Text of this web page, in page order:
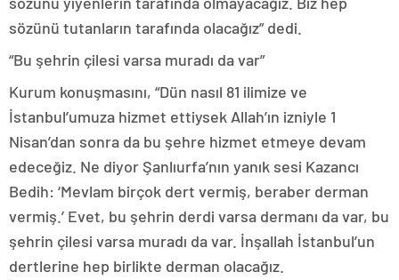
sözünü tutanların tarafında olacağız” dedi.
“Bu şehrin çilesi varsa muradı da var”
Kurum konuşmasını, “Dün nasıl 81 ilimize ve
İstanbul’umuza hizmet ettiysek Allah’ın izniyle 1
Nisan’dan sonra da bu şehre hizmet etmeye devam
edeceğiz. Ne diyor Şanlıurfa’nın yanık sesi Kazancı
Bedih: ‘Mevlam birçok dert vermiş, beraber derman
vermiş.’ Evet, bu şehrin derdi varsa dermanı da var, bu
şehrin çilesi varsa muradı da var. İnşallah İstanbul’un
dertlerine hep birlikte derman olacağız.